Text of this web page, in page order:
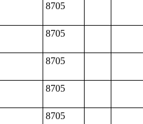
8705
8705
8705
8705
8705